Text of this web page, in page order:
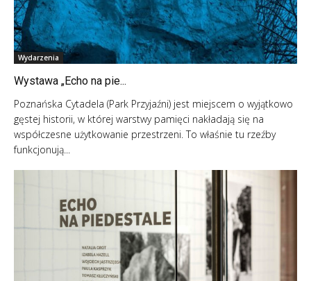
Wydarzenia
Wystawa „Echo na pie...
Poznańska Cytadela (Park Przyjaźni) jest miejscem o wyjątkowo
gęstej historii, w której warstwy pamięci nakładają się na
współczesne użytkowanie przestrzeni. To właśnie tu rzeźby
funkcjonują...